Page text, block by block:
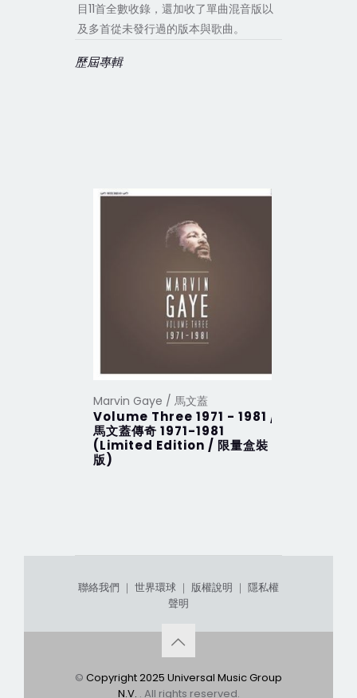
目11首全數收錄，還加收了單曲混音版以
及多首從未發行過的版本與歌曲。
歷屆專輯
Marvin Gaye / 馬文蓋
Volume Three 1971 - 1981 /
馬文蓋傳奇 1971-1981
(Limited Edition / 限量盒裝
版)
聯絡我們 ｜ 世界環球 ｜ 版權說明 ｜ 隱私權
聲明
© Copyright 2025 Universal Music Group
N.V. . All rights reserved.